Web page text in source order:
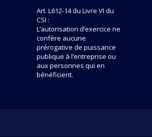
Art. L612-14 du Livre VI du
CSI :
L’autorisation d’exercice ne
confère aucune
prérogative de puissance
publique à l’entreprise ou
aux personnes qui en
bénéficient.